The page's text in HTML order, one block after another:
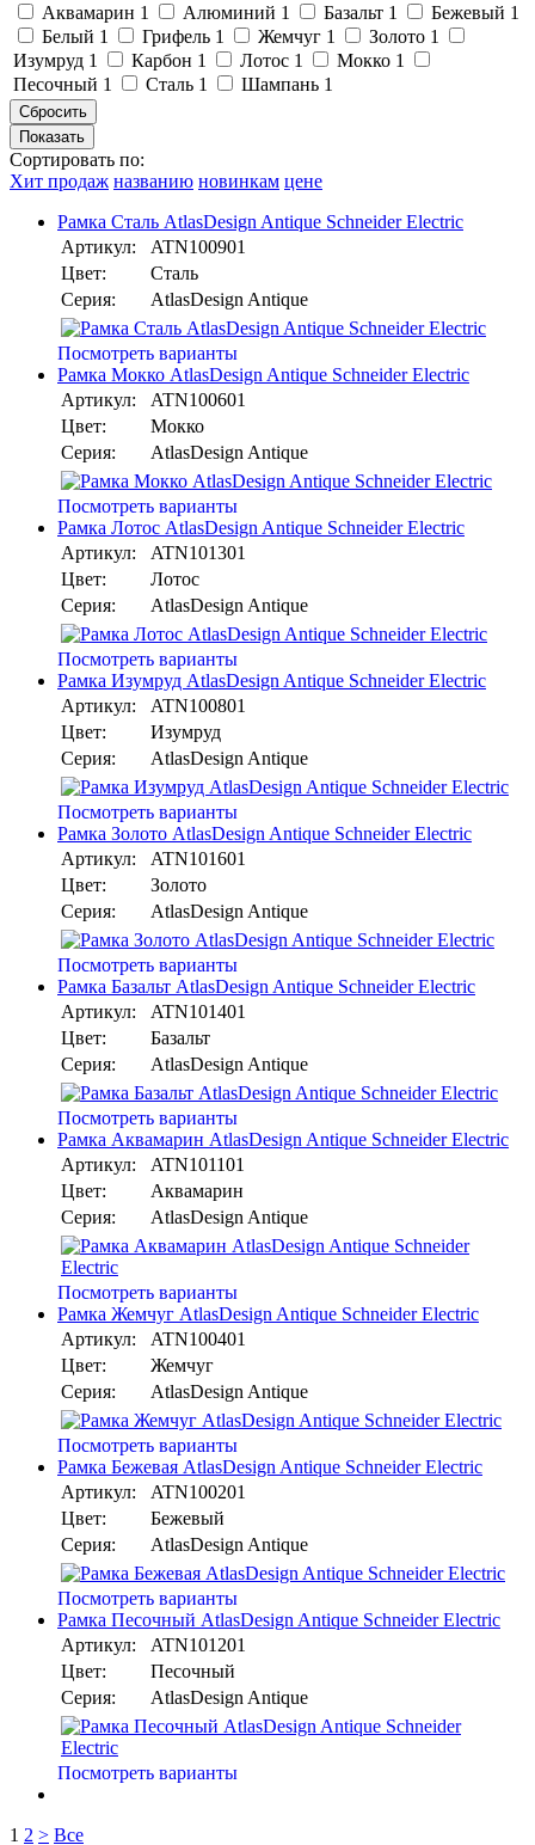
Аквамарин 1 Алюминий 1 Базальт 1 Бежевый 1
Белый 1 Грифель 1 Жемчуг 1 Золото 1
Изумруд 1 Карбон 1 Лотос 1 Мокко 1
Песочный 1 Сталь 1 Шампань 1
Сортировать по:
Хит продаж названию новинкам цене
Рамка Сталь AtlasDesign Antique Schneider Electric
Артикул:
ATN100901
Цвет:
Сталь
Серия:
AtlasDesign Antique
Посмотреть варианты
Рамка Мокко AtlasDesign Antique Schneider Electric
Артикул:
ATN100601
Цвет:
Мокко
Серия:
AtlasDesign Antique
Посмотреть варианты
Рамка Лотос AtlasDesign Antique Schneider Electric
Артикул:
ATN101301
Цвет:
Лотос
Серия:
AtlasDesign Antique
Посмотреть варианты
Рамка Изумруд AtlasDesign Antique Schneider Electric
Артикул:
ATN100801
Цвет:
Изумруд
Серия:
AtlasDesign Antique
Посмотреть варианты
Рамка Золото AtlasDesign Antique Schneider Electric
Артикул:
ATN101601
Цвет:
Золото
Серия:
AtlasDesign Antique
Посмотреть варианты
Рамка Базальт AtlasDesign Antique Schneider Electric
Артикул:
ATN101401
Цвет:
Базальт
Серия:
AtlasDesign Antique
Посмотреть варианты
Рамка Аквамарин AtlasDesign Antique Schneider Electric
Артикул:
ATN101101
Цвет:
Аквамарин
Серия:
AtlasDesign Antique
Посмотреть варианты
Рамка Жемчуг AtlasDesign Antique Schneider Electric
Артикул:
ATN100401
Цвет:
Жемчуг
Серия:
AtlasDesign Antique
Посмотреть варианты
Рамка Бежевая AtlasDesign Antique Schneider Electric
Артикул:
ATN100201
Цвет:
Бежевый
Серия:
AtlasDesign Antique
Посмотреть варианты
Рамка Песочный AtlasDesign Antique Schneider Electric
Артикул:
ATN101201
Цвет:
Песочный
Серия:
AtlasDesign Antique
Посмотреть варианты
1 2 > Все